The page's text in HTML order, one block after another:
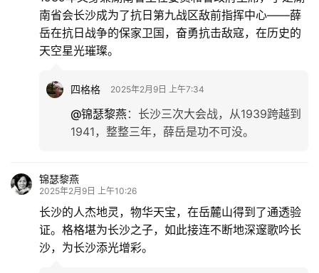
南省会长沙成为了抗日第九战区敌前指挥中心——薛
岳在抗日战争的保家卫国，奋勇抗击敌寇，在历史的
天空星光璀璨。
四格格 2025年2月9日 上午7:34
@锦瑟黎燕： 长沙三次大会战，从1939跨越到
1941，整整三年，薛岳是功不可没。
锦瑟黎燕
2025年2月9日 上午10:26
长沙的人杰地灵，物华天宝，在岳麓山得到了通透验
证。格格堪为长沙之子，如此接连不断地深邃歌吟长
沙，为长沙添光增彩。